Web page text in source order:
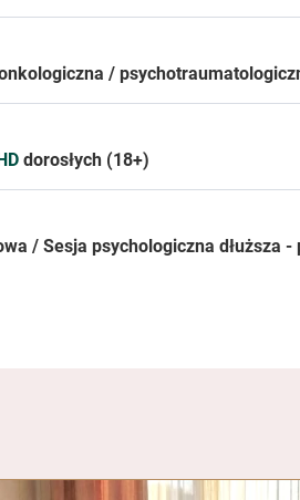
/
dorosłych (18+)
/ Sesja psychologiczna dłuższa